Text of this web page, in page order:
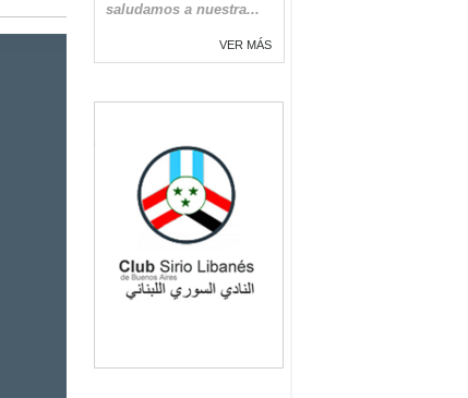
saludamos a nuestra...
VER MÁS